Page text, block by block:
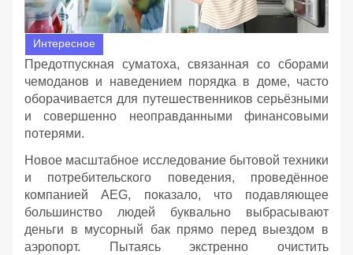
Интересное
Предотпускная суматоха, связанная со сборами
чемоданов и наведением порядка в доме, часто
оборачивается для путешественников серьёзными
и совершенно неоправданными финансовыми
потерями.
Новое масштабное исследование бытовой техники
и потребительского поведения, проведённое
компанией AEG, показало, что подавляющее
большинство людей буквально выбрасывают
деньги в мусорный бак прямо перед выездом в
аэропорт. Пытаясь экстренно очистить